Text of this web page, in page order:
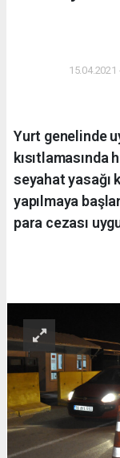
15.04.2021
Yurt genelinde
seyahat yasağı
yapılmaya
para cezası